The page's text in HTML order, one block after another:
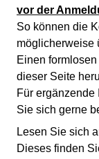
vor der
So können die
möglicherweise
Einen formlosen
dieser Seite
Für ergänzende
Sie sich gerne
Lesen Sie sich
Dieses finden